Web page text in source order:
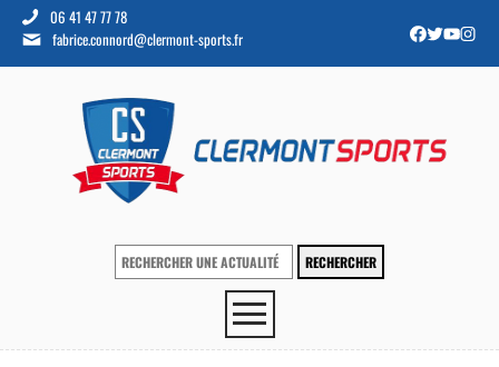
06 41 47 77 78
fabrice.connord@clermont-sports.fr